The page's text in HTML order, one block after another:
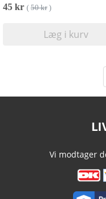
45 kr ( 50 kr)
Læg i kurv
Vi modtager